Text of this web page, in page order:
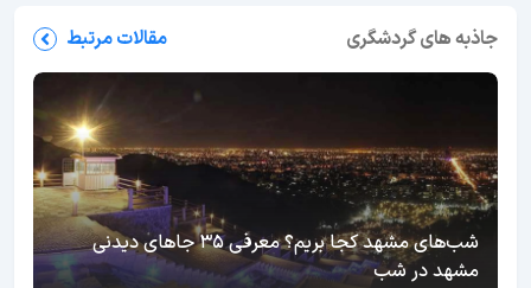
جاذبه های گردشگری مقالات مرتبط
شب‌های مشهد کجا بریم؟ معرفی 35 جاهای دیدنی
مشهد در شب